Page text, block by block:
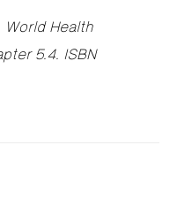
World Health
5.4. ISBN